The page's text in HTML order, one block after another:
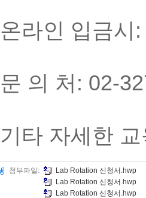
온라인 입금시
문 의 처: 02-
기타 자세한
첨부파일:
Lab Rotation 신청서.hwp
Lab Rotation 신청서.hwp
Lab Rotation 신청서.hwp